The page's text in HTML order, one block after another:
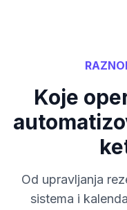
Koje
Od upravljanja
sistema i